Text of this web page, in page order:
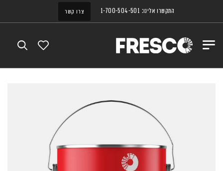
התקשרו אלינו: 1-700-504-501 צרו קשר